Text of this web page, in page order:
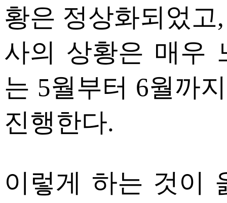
ⓘ
황은 정상화되었
사의 상황은 매우
는 5월부터 6월까
진행한다.
이렇게 하는 것이